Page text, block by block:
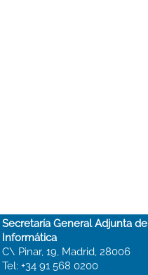
Secretaría General Adjunta de
Informática
C\ Pinar, 19, Madrid, 28006
Tel: +34 91 568 0200